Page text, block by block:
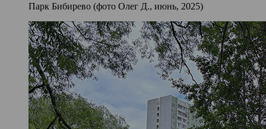
Парк Бибирево (фото Олег Д., июнь, 2025)